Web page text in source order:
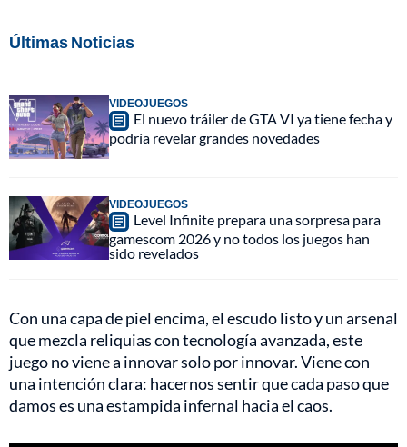
Últimas Noticias
VIDEOJUEGOS
El nuevo tráiler de GTA VI ya tiene fecha y
podría revelar grandes novedades
VIDEOJUEGOS
Level Infinite prepara una sorpresa para
gamescom 2026 y no todos los juegos han
sido revelados
Con una capa de piel encima, el escudo listo y un arsenal
que mezcla reliquias con tecnología avanzada, este
juego no viene a innovar solo por innovar. Viene con
una intención clara: hacernos sentir que cada paso que
damos es una estampida infernal hacia el caos.